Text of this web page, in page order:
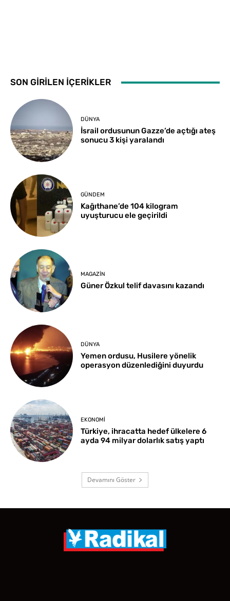
SON GİRİLEN İÇERİKLER
DÜNYA
İsrail ordusunun Gazze’de açtığı ateş
sonucu 3 kişi yaralandı
GÜNDEM
Kağıthane’de 104 kilogram
uyuşturucu ele geçirildi
MAGAZIN
Güner Özkul telif davasını kazandı
DÜNYA
Yemen ordusu, Husilere yönelik
operasyon düzenlediğini duyurdu
EKONOMI
Türkiye, ihracatta hedef ülkelere 6
ayda 94 milyar dolarlık satış yaptı
Devamını Göster